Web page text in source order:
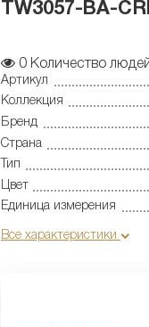
TW3057-BA-
0 Количество
Артикул
Коллекция
Бренд
Страна
Тип
Цвет
Единица измерения
Все характеристики